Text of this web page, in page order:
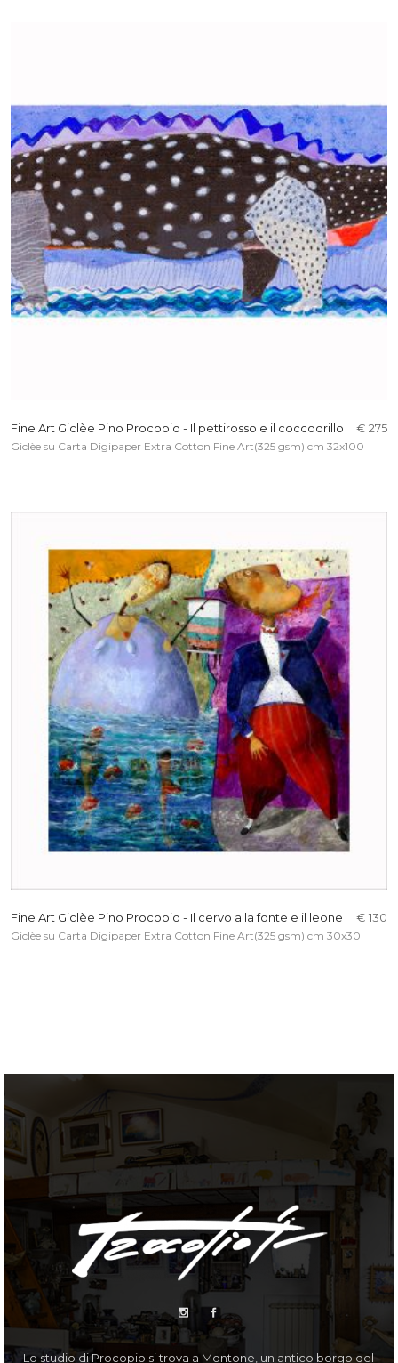
Fine Art Giclèe Pino Procopio - Il pettirosso e il coccodrillo € 275
Giclèe su Carta Digipaper Extra Cotton Fine Art(325 gsm) cm 32x100
Fine Art Giclèe Pino Procopio - Il cervo alla fonte e il leone € 130
Giclèe su Carta Digipaper Extra Cotton Fine Art(325 gsm) cm 30x30
Lo studio di Procopio si trova a Montone, un antico borgo del